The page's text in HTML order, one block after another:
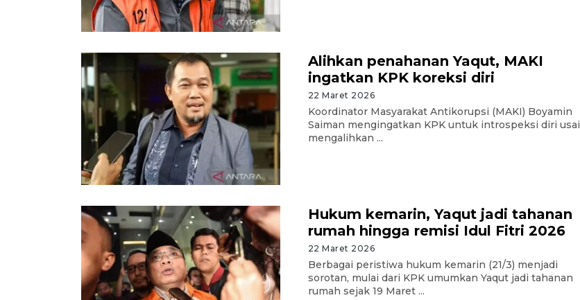
Alihkan penahanan Yaqut, MAKI
ingatkan KPK koreksi diri
22 Maret 2026
Koordinator Masyarakat Antikorupsi (MAKI) Boyamin
Saiman mengingatkan KPK untuk introspeksi diri usai
mengalihkan ...
Hukum kemarin, Yaqut jadi tahanan
rumah hingga remisi Idul Fitri 2026
22 Maret 2026
Berbagai peristiwa hukum kemarin (21/3) menjadi
sorotan, mulai dari KPK umumkan Yaqut jadi tahanan
rumah sejak 19 Maret ...
Lebaran Betawi 2026, ajang
silaturahim masyarakat dan